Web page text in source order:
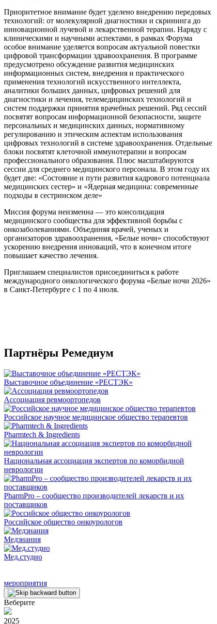
Приоритетное внимание будет уделено внедрению передовых
технологий: от молекулярной диагностики и скрининга до
инновационной лучевой и лекарственной терапии. Наряду с
клиническими и научными аспектами, в рамках Форума
особое внимание уделяется вопросам актуальной повестки
цифровой трансформации здравоохранения. В программе
предусмотрено обсуждение развития медицинских
информационных систем, внедрения и практического
применения технологий искусственного интеллекта,
аналитики больших данных, цифровых решений для
диагностики и лечения, телемедицинских технологий и
систем поддержки принятия врачебных решений. Ряд сессий
посвятят вопросам информационной безопасности, защите
персональных и медицинских данных, нормативному
регулированию и этическим аспектам использования
цифровых технологий в системе здравоохранения. Отдельные
блоки посвятят клеточной иммунотерапии и вопросам
профессионального образования. Плюс масштабируются
сессии для среднего медицинского персонала. В этом году их
будет две: «Состояние и пути развития кадрового потенциала
медицинских сестер» и «Ядерная медицина: современные
подходы в сестринском деле»
Миссия форума неизменна — это консолидация
медицинского сообщества для эффективной борьбы с
онкозаболеваниями. Объединяя врачей, ученых и
организаторов здравоохранения, «Белые ночи» способствуют
ускорению внедрения инноваций, что в конечном итоге
повышает качество лечения.
Приглашаем специалистов присоединиться к работе
международного онкологического форума «Белые ночи 2026»
в Санкт-Петербурге с 1 по 4 июля.
Партнёры Ремедиум
Выставочное объединение «РЕСТЭК»
Ассоциация ревмоортопедов
Российское научное медицинское общество терапевтов
Pharmtech & Ingredients
Национальная ассоциация экспертов по коморбидной
неврологии
PharmPro – сообщество производителей лекарств и их
поставщиков
Российское общество онкоурологов
Медзнания
Мед.студио
мероприятия
Веберите
2025